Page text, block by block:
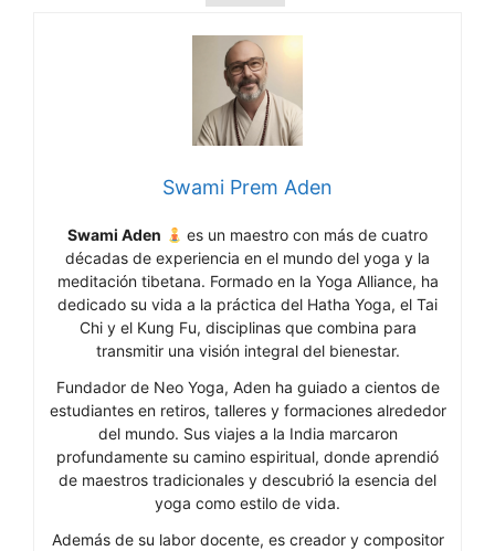
Swami Prem Aden
Swami Aden
es un maestro con más de cuatro
décadas de experiencia en el mundo del yoga y la
meditación tibetana. Formado en la Yoga Alliance, ha
dedicado su vida a la práctica del Hatha Yoga, el Tai
Chi y el Kung Fu, disciplinas que combina para
transmitir una visión integral del bienestar.
Fundador de Neo Yoga, Aden ha guiado a cientos de
estudiantes en retiros, talleres y formaciones alrededor
del mundo. Sus viajes a la India marcaron
profundamente su camino espiritual, donde aprendió
de maestros tradicionales y descubrió la esencia del
yoga como estilo de vida.
Además de su labor docente, es creador y compositor